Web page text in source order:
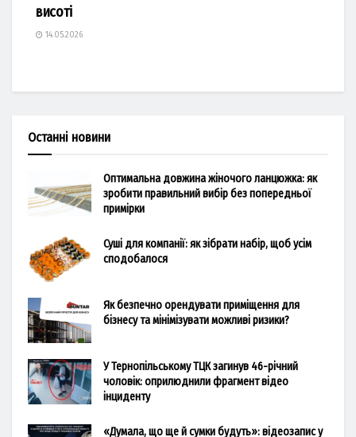
висоті
14.05.2026
Останні новини
Оптимальна довжина жіночого ланцюжка: як
зробити правильний вибір без попередньої
примірки
Суші для компанії: як зібрати набір, щоб усім
сподобалося
Як безпечно орендувати приміщення для
бізнесу та мінімізувати можливі ризики?
У Тернопільському ТЦК загинув 46-річний
чоловік: оприлюднили фрагмент відео
інциденту
«Думала, що ще й сумки будуть»: відеозапис у